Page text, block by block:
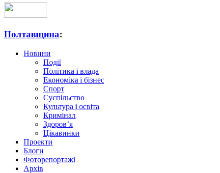
Полтавщина:
Новини
Події
Політика і влада
Економіка і бізнес
Спорт
Суспільство
Культура і освіта
Кримінал
Здоров’я
Цікавинки
Проекти
Блоги
Фоторепортажі
Архів